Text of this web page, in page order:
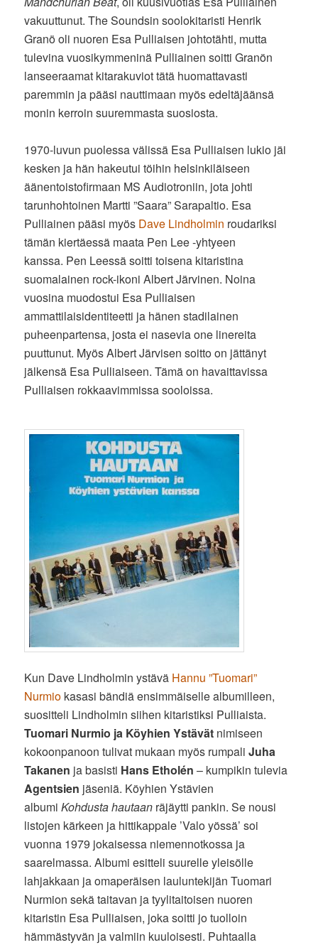
vakuuttunut. The Soundsin soolokitaristi Henrik
Granö oli nuoren Esa Pulliaisen johtotähti, mutta
tulevina vuosikymmeninä Pulliainen soitti Granön
lanseeraamat kitarakuviot tätä huomattavasti
paremmin ja pääsi nauttimaan myös edeltäjäänsä
monin kerroin suuremmasta suosiosta.
1970-luvun puolessa välissä Esa Pulliaisen lukio jäi
kesken ja hän hakeutui töihin helsinkiläiseen
äänentoistofirmaan MS Audiotroniin, jota johti
tarunhohtoinen Martti ”Saara” Sarapaltio. Esa
Pulliainen pääsi myös Dave Lindholmin roudariksi
tämän kiertäessä maata Pen Lee -yhtyeen
kanssa. Pen Leessä soitti toisena kitaristina
suomalainen rock-ikoni Albert Järvinen. Noina
vuosina muodostui Esa Pulliaisen
ammattilaisidentiteetti ja hänen stadilainen
puheenpartensa, josta ei nasevia one linereita
puuttunut. Myös Albert Järvisen soitto on jättänyt
jälkensä Esa Pulliaiseen. Tämä on havaittavissa
Pulliaisen rokkaavimmissa sooloissa.
Kun Dave Lindholmin ystävä Hannu ”Tuomari”
Nurmio kasasi bändiä ensimmäiselle albumilleen,
suositteli Lindholmin siihen kitaristiksi Pulliaista.
Tuomari Nurmio ja Köyhien Ystävät nimiseen
kokoonpanoon tulivat mukaan myös rumpaliJuha
Takanen ja basisti Hans Etholén – kumpikin tulevia
Agentsien jäseniä. Köyhien Ystävien
albumiKohdusta hautaan räjäytti pankin. Se nousi
listojen kärkeen ja hittikappale ’Valo yössä’ soi
vuonna 1979 jokaisessa niemennotkossa ja
saarelmassa. Albumi esitteli suurelle yleisölle
lahjakkaan ja omaperäisen lauluntekijän Tuomari
Nurmion sekä taitavan ja tyylitaitoisen nuoren
kitaristin Esa Pulliaisen, joka soitti jo tuolloin
hämmästyvän ja valmiin kuuloisesti. Puhtaalla